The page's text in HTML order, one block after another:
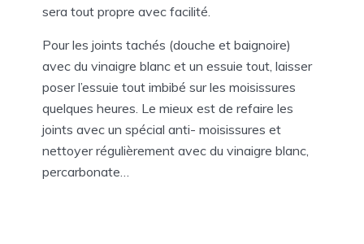
sera tout propre avec facilité.
Pour les joints tachés (douche et baignoire)
avec du vinaigre blanc et un essuie tout, laisser
poser l’essuie tout imbibé sur les moisissures
quelques heures. Le mieux est de refaire les
joints avec un spécial anti- moisissures et
nettoyer régulièrement avec du vinaigre blanc,
percarbonate…